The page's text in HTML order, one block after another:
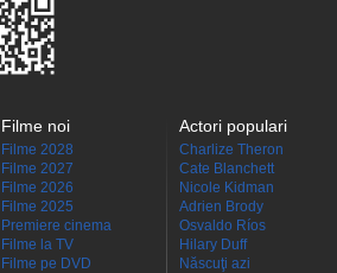
Filme noi
Filme 2028
Filme 2027
Filme 2026
Filme 2025
Premiere cinema
Filme la TV
Filme pe DVD
Actori populari
Charlize Theron
Cate Blanchett
Nicole Kidman
Adrien Brody
Osvaldo Ríos
Hilary Duff
Născuţi azi